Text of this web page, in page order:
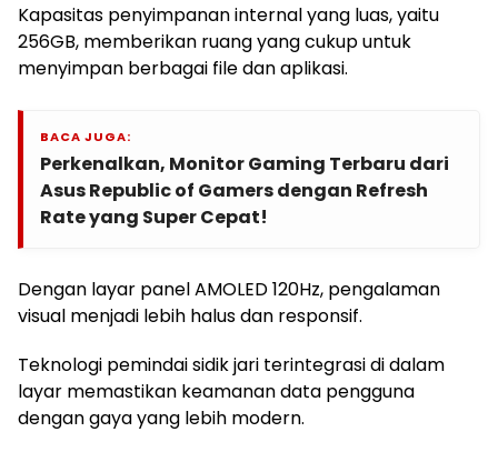
Kapasitas penyimpanan internal yang luas, yaitu
256GB, memberikan ruang yang cukup untuk
menyimpan berbagai file dan aplikasi.
BACA JUGA:
Perkenalkan, Monitor Gaming Terbaru dari
Asus Republic of Gamers dengan Refresh
Rate yang Super Cepat!
Dengan layar panel AMOLED 120Hz, pengalaman
visual menjadi lebih halus dan responsif.
Teknologi pemindai sidik jari terintegrasi di dalam
layar memastikan keamanan data pengguna
dengan gaya yang lebih modern.